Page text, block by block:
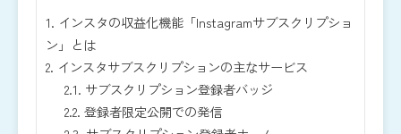
1. インスタの収益化機能「Instagramサブスクリプショ
ン」とは
2. インスタサブスクリプションの主なサービス
2.1. サブスクリプション登録者バッジ
2.2. 登録者限定公開での発信